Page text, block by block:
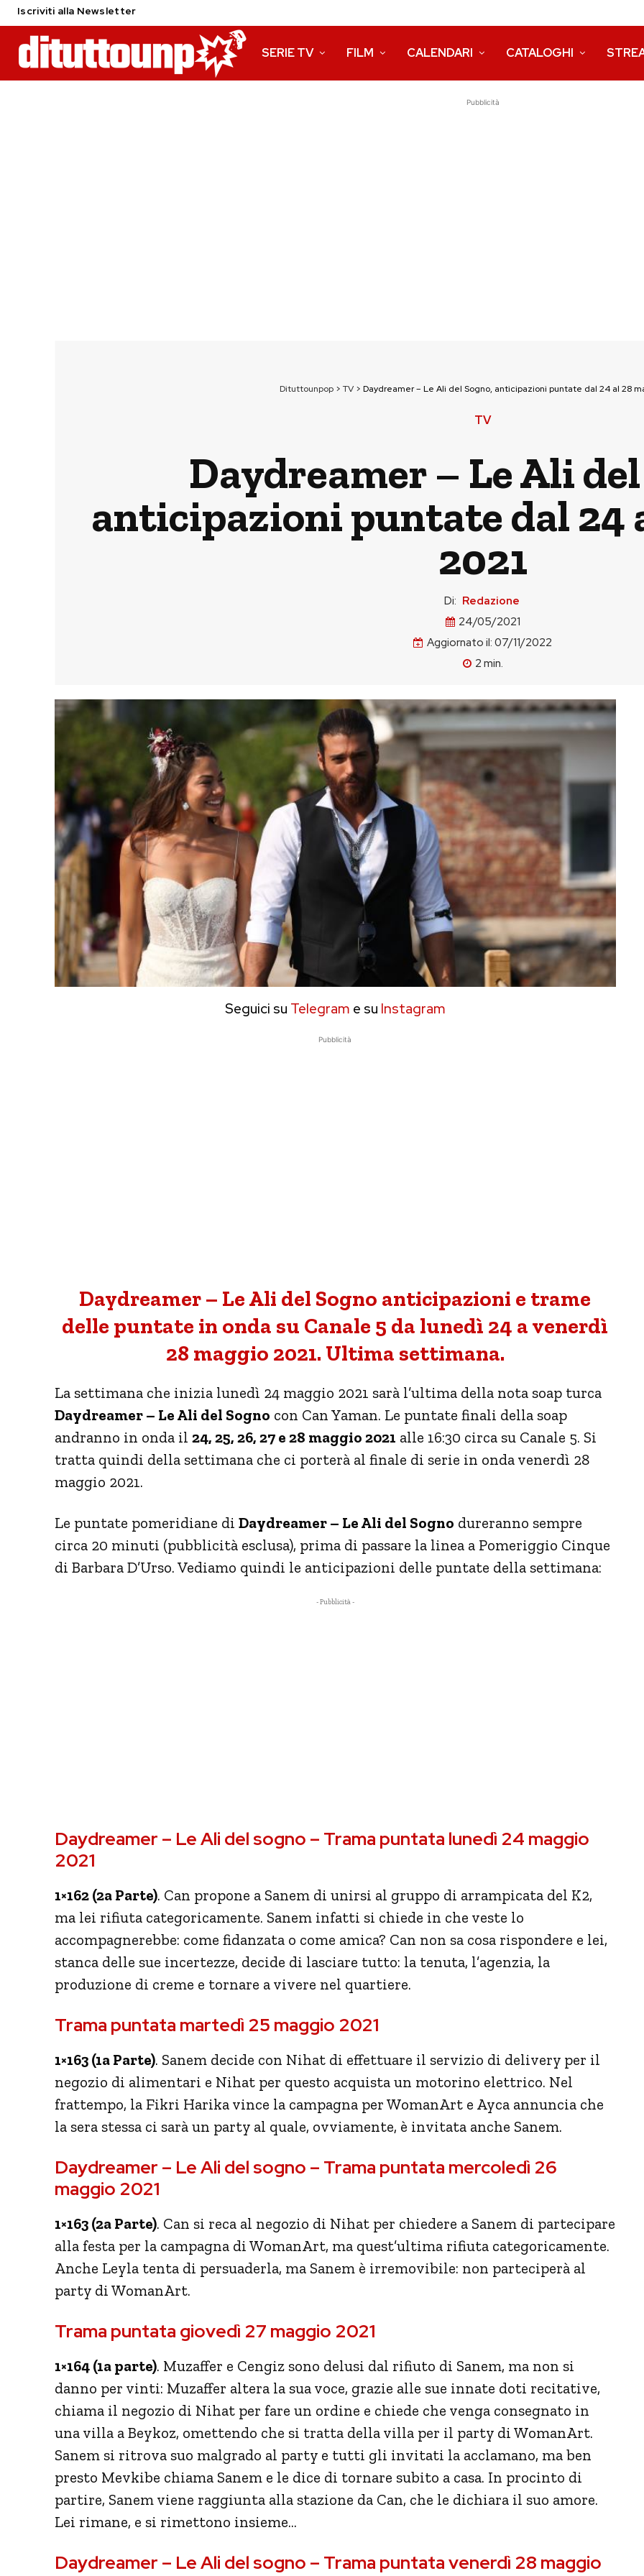
Iscriviti alla Newsletter
SERIE TV FILM CALENDARI CATALOGHI
Pubblicità
Dituttounpop> TV> Daydreamer – Le Ali del Sogno, anticipazioni puntate dal 24 al 28
TV
Daydreamer – Le Ali
anticipazioni puntate dal 24
2021
Di: Redazione
24/05/2021
Aggiornato il: 07/11/2022
2 min.
Seguici su Telegram e su Instagram
Pubblicità
Daydreamer – Le Ali del Sogno anticipazioni e trame
delle puntate in onda su Canale 5 da lunedì 24 a venerdì
28 maggio 2021. Ultima settimana.
La settimana che inizia lunedì 24 maggio 2021 sarà l’ultima della nota soap turca
Daydreamer – Le Ali del Sogno con Can Yaman. Le puntate finali della soap
andranno in onda il 24, 25, 26, 27 e 28 maggio 2021 alle 16:30 circa su Canale 5. Si
tratta quindi della settimana che ci porterà al finale di serie in onda venerdì 28
maggio 2021.
Le puntate pomeridiane di Daydreamer – Le Ali del Sogno dureranno sempre
circa 20 minuti (pubblicità esclusa), prima di passare la linea a Pomeriggio Cinque
di Barbara D’Urso. Vediamo quindi le anticipazioni delle puntate della settimana:
- Pubblicità -
Daydreamer – Le Ali del sogno – Trama puntata lunedì 24 maggio
2021
1×162 (2a Parte). Can propone a Sanem di unirsi al gruppo di arrampicata del K2,
ma lei rifiuta categoricamente. Sanem infatti si chiede in che veste lo
accompagnerebbe: come fidanzata o come amica? Can non sa cosa rispondere e lei,
stanca delle sue incertezze, decide di lasciare tutto: la tenuta, l’agenzia, la
produzione di creme e tornare a vivere nel quartiere.
Trama puntata martedì 25 maggio 2021
1×163 (1a Parte). Sanem decide con Nihat di effettuare il servizio di delivery per il
negozio di alimentari e Nihat per questo acquista un motorino elettrico. Nel
frattempo, la Fikri Harika vince la campagna per WomanArt e Ayca annuncia che
la sera stessa ci sarà un party al quale, ovviamente, è invitata anche Sanem.
Daydreamer – Le Ali del sogno – Trama puntata mercoledì 26
maggio 2021
1×163 (2a Parte). Can si reca al negozio di Nihat per chiedere a Sanem di partecipare
alla festa per la campagna di WomanArt, ma quest’ultima rifiuta categoricamente.
Anche Leyla tenta di persuaderla, ma Sanem è irremovibile: non parteciperà al
party di WomanArt.
Trama puntata giovedì 27 maggio 2021
1×164 (1a parte). Muzaffer e Cengiz sono delusi dal rifiuto di Sanem, ma non si
danno per vinti: Muzaffer altera la sua voce, grazie alle sue innate doti recitative,
chiama il negozio di Nihat per fare un ordine e chiede che venga consegnato in
una villa a Beykoz, omettendo che si tratta della villa per il party di WomanArt.
Sanem si ritrova suo malgrado al party e tutti gli invitati la acclamano, ma ben
presto Mevkibe chiama Sanem e le dice di tornare subito a casa. In procinto di
partire, Sanem viene raggiunta alla stazione da Can, che le dichiara il suo amore.
Lei rimane, e si rimettono insieme…
Daydreamer – Le Ali del sogno – Trama puntata venerdì 28 maggio